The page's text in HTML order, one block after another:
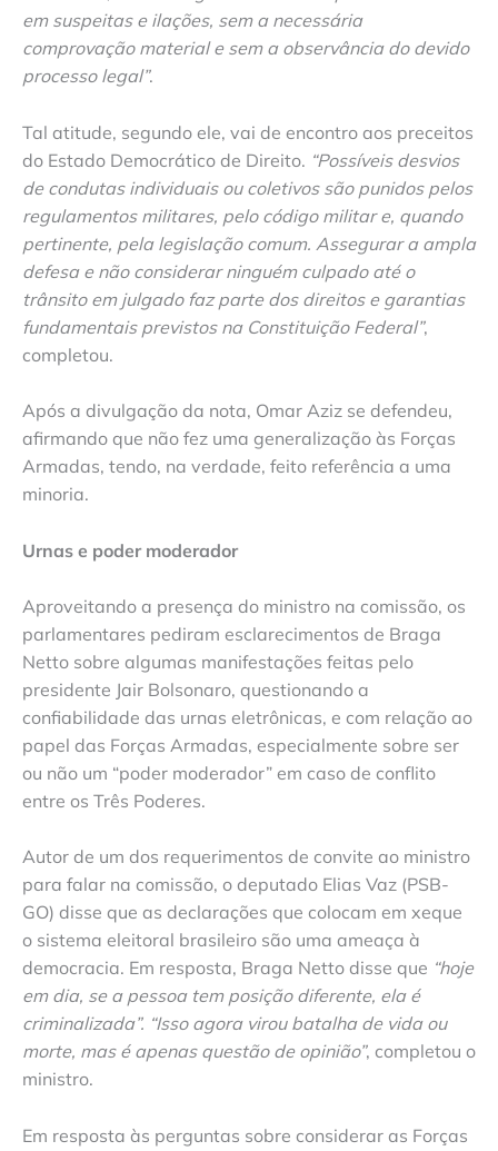
em suspeitas e ilações, sem a necessária
comprovação material e sem a observância do devido
processo legal”.
Tal atitude, segundo ele, vai de encontro aos preceitos
do Estado Democrático de Direito. “Possíveis desvios
de condutas individuais ou coletivos são punidos pelos
regulamentos militares, pelo código militar e, quando
pertinente, pela legislação comum. Assegurar a ampla
defesa e não considerar ninguém culpado até o
trânsito em julgado faz parte dos direitos e garantias
fundamentais previstos na Constituição Federal”,
completou.
Após a divulgação da nota, Omar Aziz se defendeu,
afirmando que não fez uma generalização às Forças
Armadas, tendo, na verdade, feito referência a uma
minoria.
Urnas e poder moderador
Aproveitando a presença do ministro na comissão, os
parlamentares pediram esclarecimentos de Braga
Netto sobre algumas manifestações feitas pelo
presidente Jair Bolsonaro, questionando a
confiabilidade das urnas eletrônicas, e com relação ao
papel das Forças Armadas, especialmente sobre ser
ou não um “poder moderador” em caso de conflito
entre os Três Poderes.
Autor de um dos requerimentos de convite ao ministro
para falar na comissão, o deputado Elias Vaz (PSB-
GO) disse que as declarações que colocam em xeque
o sistema eleitoral brasileiro são uma ameaça à
democracia. Em resposta, Braga Netto disse que “hoje
em dia, se a pessoa tem posição diferente, ela é
criminalizada”. “Isso agora virou batalha de vida ou
morte, mas é apenas questão de opinião”, completou o
ministro.
Em resposta às perguntas sobre considerar as Forças